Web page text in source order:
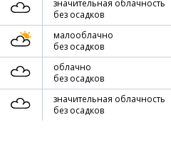
значительная облачность
без осадков
малооблачно
без осадков
облачно
без осадков
значительная облачность
без осадков